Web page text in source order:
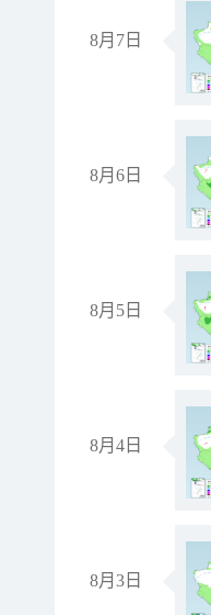
8月7日
8月6日
8月5日
8月4日
8月3日